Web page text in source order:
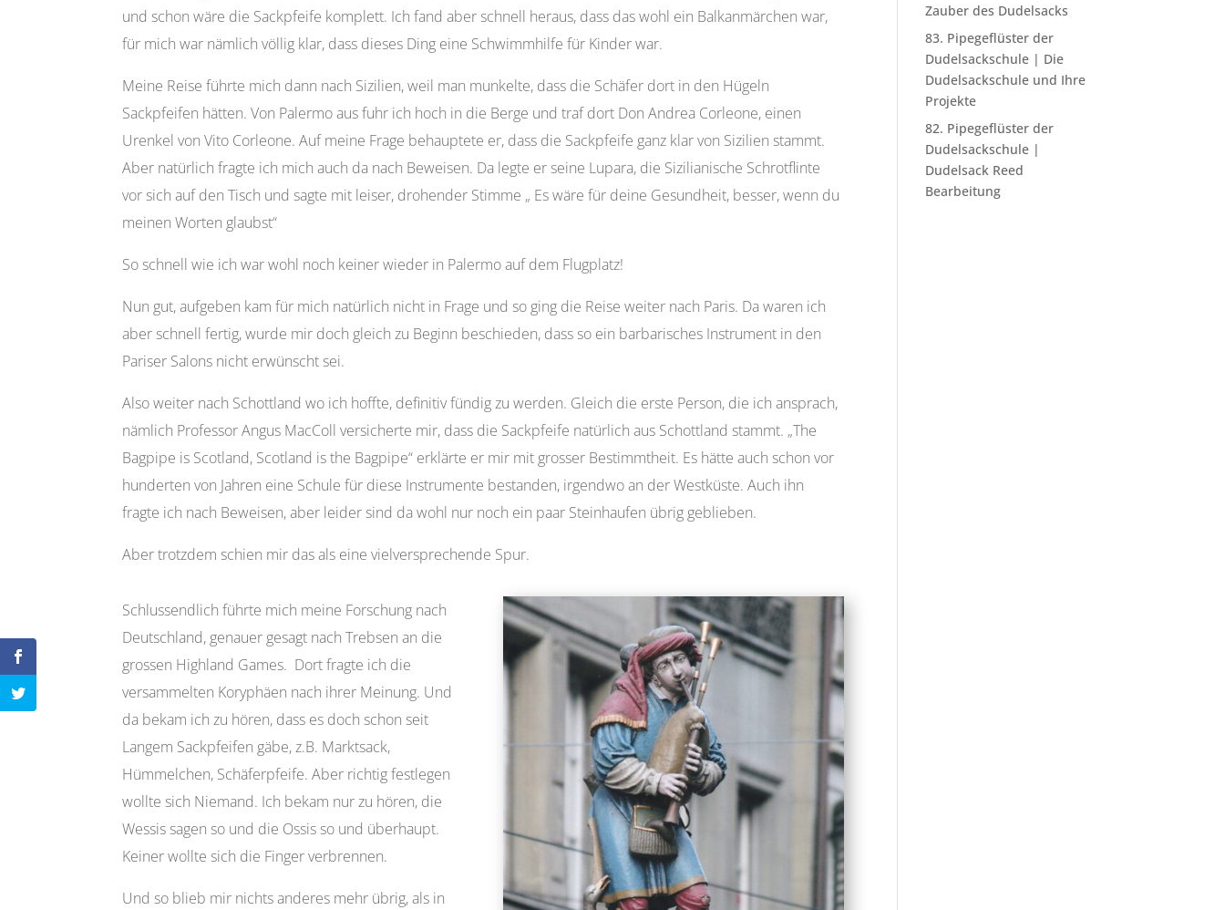
und schon wäre die Sackpfeife komplett. Ich fand aber schnell heraus, dass das wohl ein Balkanmärchen war,
für mich war nämlich völlig klar, dass dieses Ding eine Schwimmhilfe für Kinder war.
Meine Reise führte mich dann nach Sizilien, weil man munkelte, dass die Schäfer dort in den Hügeln
Sackpfeifen hätten. Von Palermo aus fuhr ich hoch in die Berge und traf dort Don Andrea Corleone, einen
Urenkel von Vito Corleone. Auf meine Frage behauptete er, dass die Sackpfeife ganz klar von Sizilien stammt.
Aber natürlich fragte ich mich auch da nach Beweisen. Da legte er seine Lupara, die Sizilianische Schrotflinte
vor sich auf den Tisch und sagte mit leiser, drohender Stimme „ Es wäre für deine Gesundheit, besser, wenn du
meinen Worten glaubst“
So schnell wie ich war wohl noch keiner wieder in Palermo auf dem Flugplatz!
Nun gut, aufgeben kam für mich natürlich nicht in Frage und so ging die Reise weiter nach Paris. Da waren ich
aber schnell fertig, wurde mir doch gleich zu Beginn beschieden, dass so ein barbarisches Instrument in den
Pariser Salons nicht erwünscht sei.
Also weiter nach Schottland wo ich hoffte, definitiv fündig zu werden. Gleich die erste Person, die ich ansprach,
nämlich Professor Angus MacColl versicherte mir, dass die Sackpfeife natürlich aus Schottland stammt. „The
Bagpipe is Scotland, Scotland is the Bagpipe“ erklärte er mir mit grosser Bestimmtheit. Es hätte auch schon vor
hunderten von Jahren eine Schule für diese Instrumente bestanden, irgendwo an der Westküste. Auch ihn
fragte ich nach Beweisen, aber leider sind da wohl nur noch ein paar Steinhaufen übrig geblieben.
Aber trotzdem schien mir das als eine vielversprechende Spur.
Schlussendlich führte mich meine Forschung nach
Deutschland, genauer gesagt nach Trebsen an die
grossen Highland Games. Dort fragte ich die
versammelten Koryphäen nach ihrer Meinung. Und
da bekam ich zu hören, dass es doch schon seit
Langem Sackpfeifen gäbe, z.B. Marktsack,
Hümmelchen, Schäferpfeife. Aber richtig festlegen
wollte sich Niemand. Ich bekam nur zu hören, die
Wessis sagen so und die Ossis so und überhaupt.
Keiner wollte sich die Finger verbrennen.
Und so blieb mir nichts anderes mehr übrig, als in
Zauber des Dudelsacks
83. Pipegeflüster der
Dudelsackschule | Die
Dudelsackschule und Ihre
Projekte
82. Pipegeflüster der
Dudelsackschule |
Dudelsack Reed
Bearbeitung